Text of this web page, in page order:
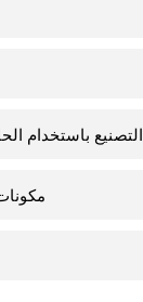
التصنيع باستخدام